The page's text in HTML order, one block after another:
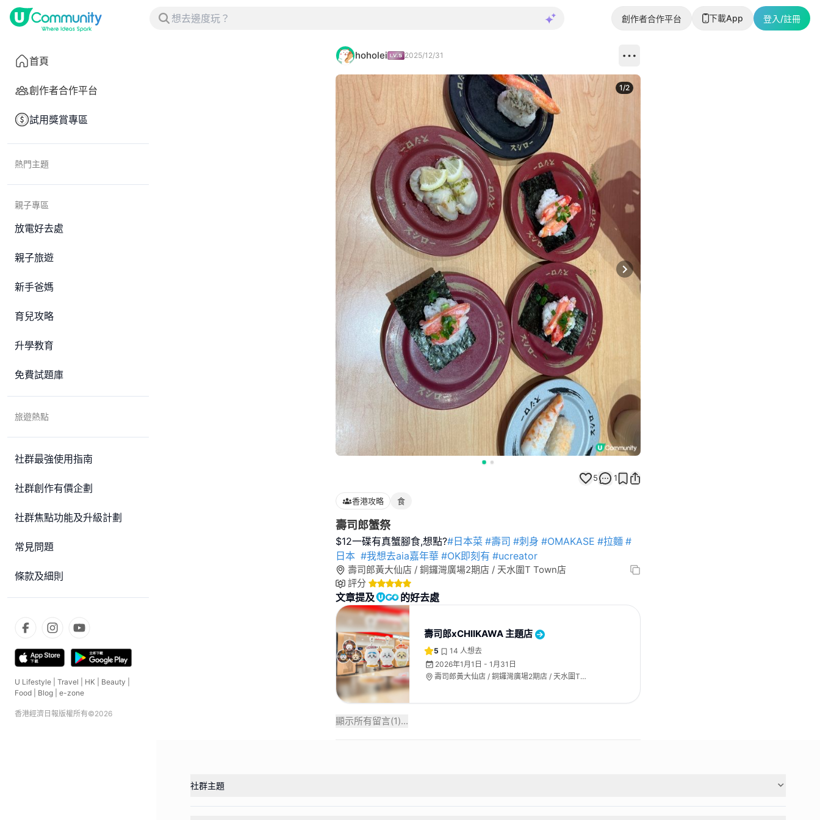
創作者合作平台 下載App 登入/註冊
首頁
創作者合作平台
試用獎賞專區
熱門主題
親子專區
放電好去處
親子旅遊
新手爸媽
育兒攻略
升學教育
免費試題庫
旅遊熱點
社群最強使用指南
社群創作有價企劃
社群焦點功能及升級計劃
常見問題
條款及細則
U Lifestyle Travel HK Beauty
Food
Blog e-zone
香港經濟日報版權所有©2026
hoholei 2025/12/31
Next slide
1/2
5 1
香港攻略 食
壽司郎蟹祭
$12一碟有真蟹腳食,想點?#日本菜 #壽司 #刺身 #OMAKASE #拉麵 #
日本 #我想去aia嘉年華 #OK即刻有 #ucreator
壽司郎黃大仙店 / 銅鑼灣廣場2期店 / 天水圍T Town店
評分
文章提及 的好去處
壽司郎xCHIIKAWA 主題店
5 14 人想去
2026年1月1日 - 1月31日
壽司郎黃大仙店 / 銅鑼灣廣場2期店 / 天水圍T
顯示所有留言(1)...
社群主題